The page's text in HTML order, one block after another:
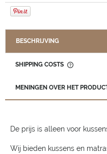
BESCHRIJVING
SHIPPING COSTS
MENINGEN OVER HET
De prijs is alleen voor
Wij bieden kussens en